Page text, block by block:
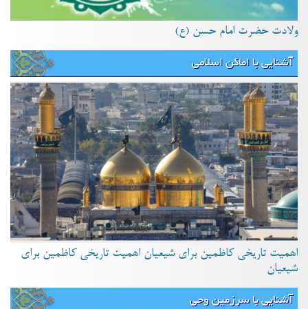
ولادت حضرت امام حسن (ع)
آشنایی با اماکن اسلامی
اهمیت تاریخی کاظمین برای شیعیان اهمیت تاریخی کاظمین برای
شیعیان
آشنایی با سرزمین وحی